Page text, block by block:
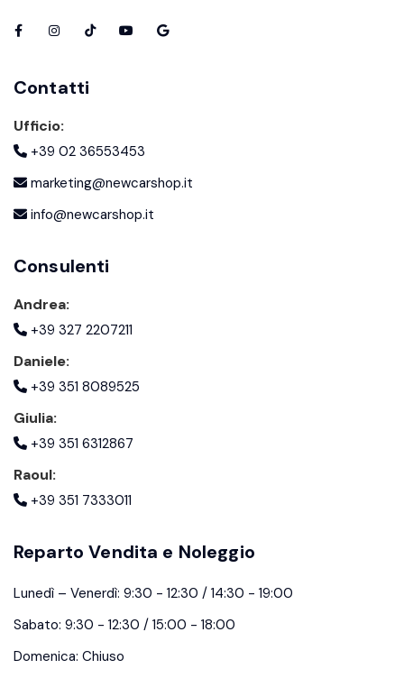
Contatti
Ufficio:
+39 02 36553453
marketing@newcarshop.it
info@newcarshop.it
Consulenti
Andrea:
+39 327 2207211
Daniele:
+39 351 8089525
Giulia:
+39 351 6312867
Raoul:
+39 351 7333011
Reparto Vendita e Noleggio
Lunedì – Venerdì: 9:30 - 12:30 / 14:30 - 19:00
Sabato: 9:30 - 12:30 / 15:00 - 18:00
Domenica: Chiuso